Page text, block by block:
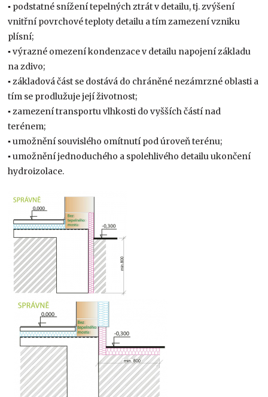
▪ podstatné snížení tepelných ztrát v detailu, tj. zvýšení
vnitřní povrchové teploty detailu a tím zamezení vzniku
plísní;
▪ výrazné omezení kondenzace v detailu napojení základu
na zdivo;
▪ základová část se dostává do chráněné nezámrzné oblasti a
tím se prodlužuje její životnost;
▪ zamezení transportu vlhkosti do vyšších částí nad
terénem;
▪ umožnění souvislého omítnutí pod úroveň terénu;
▪ umožnění jednoduchého a spolehlivého detailu ukončení
hydroizolace.